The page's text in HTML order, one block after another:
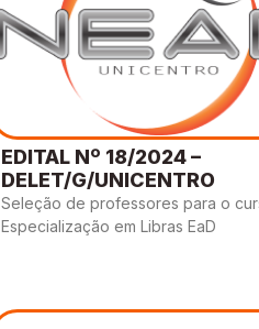
EDITAL Nº 18/2024 –
DELET/G/UNICENTRO
Seleção de professores para o
Especialização em Libras EaD